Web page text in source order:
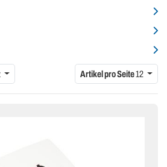
Artikel pro Seite12